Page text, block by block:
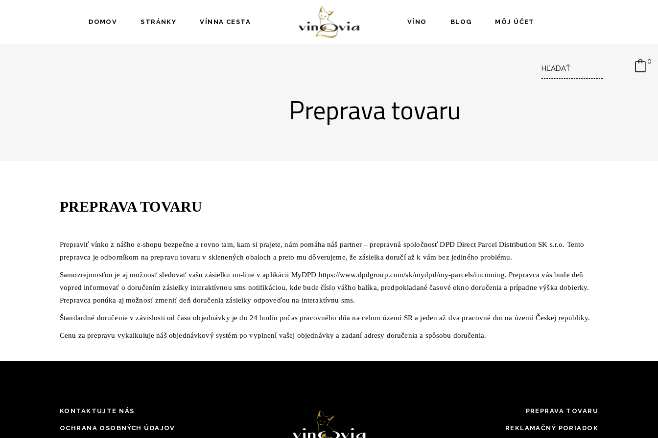
DOMOV STRÁNKY VÍNNA CESTA VÍNO BLOG MÔJ ÚČET
0
Preprava tovaru
PREPRAVA TOVARU
Prepraviť vínko z nášho e-shopu bezpečne a rovno tam, kam si prajete, nám pomáha náš partner – prepravná spoločnosť DPD Direct Parcel Distribution SK s.r.o. Tento
prepravca je odborníkom na prepravu tovaru v sklenených obaloch a preto mu dôverujeme, že zásielka doručí až k vám bez jediného problému.
Samozrejmosťou je aj možnosť sledovať vašu zásielku on-line v aplikácii MyDPD https://www.dpdgroup.com/sk/mydpd/my-parcels/incoming. Prepravca vás bude deň
vopred informovať o doručením zásielky interaktívnou sms notifikáciou, kde bude číslo vášho balíka, predpokladané časové okno doručenia a prípadne výška dobierky.
Prepravca ponúka aj možnosť zmeniť deň doručenia zásielky odpoveďou na interaktívnu sms.
Štandardné doručenie v závislosti od času objednávky je do 24 hodín počas pracovného dňa na celom území SR a jeden až dva pracovné dni na území Českej republiky.
Cenu za prepravu vykalkuluje náš objednávkový systém po vyplnení vašej objednávky a zadaní adresy doručenia a spôsobu doručenia.
KONTAKTUJTE NÁS
OCHRANA OSOBNÝCH ÚDAJOV
PREPRAVA TOVARU
REKLAMAČNÝ PORIADOK